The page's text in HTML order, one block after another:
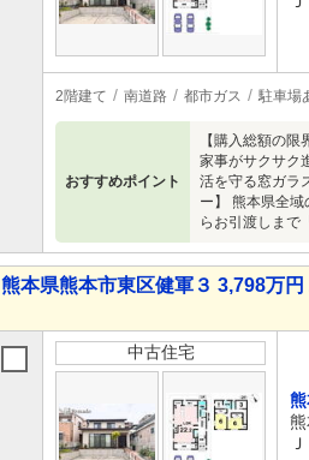
2階建て 南道路 都市ガス 駐車場
おすすめポイント
【購入総額の
家事がサクサク
活を守る窓ガラ
ー】 熊本県全
らお引渡しまで
熊本県熊本市東区健軍３ 3,798万
中古住宅